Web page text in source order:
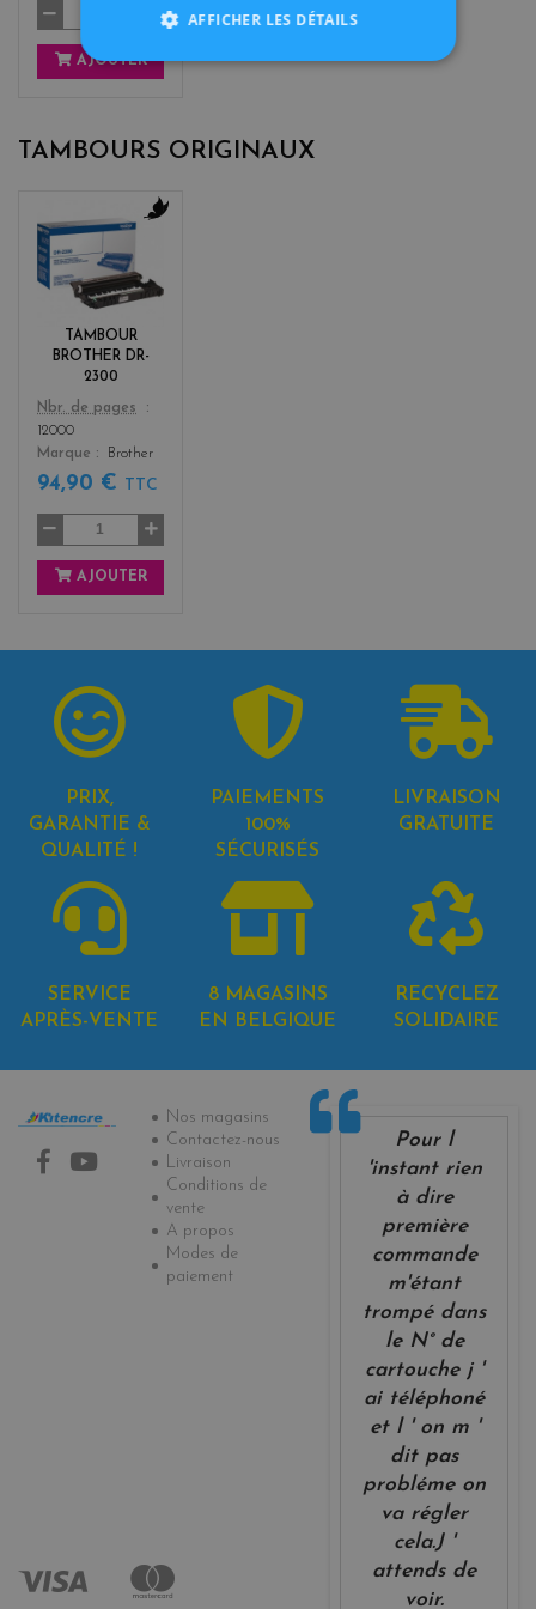
AJOUTER
TAMBOURS ORIGINAUX
TAMBOUR
BROTHER DR-
2300
Color
a
c
Nbr. de pages
12000
Marque
Brother
94,90 € TTC
AJOUTER
PRIX,
GARANTIE &
QUALITÉ !
PAIEMENTS
100%
SÉCURISÉS
LIVRAISON
GRATUITE
SERVICE
APRÈS-VENTE
8 MAGASINS
EN BELGIQUE
RECYCLEZ
SOLIDAIRE
Informations
Nos magasins
Contactez-nous
Livraison
Conditions de
vente
A propos
Modes de
paiement
Pour l
'instant rien
à dire
première
commande
m'étant
trompé dans
le N° de
cartouche j '
ai téléphoné
et l ' on m '
dit pas
probléme on
va régler
cela.J '
attends de
voir.
AFFICHER LES DÉTAILS